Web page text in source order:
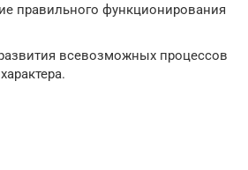
правильного функционирования
всевозможных процессов